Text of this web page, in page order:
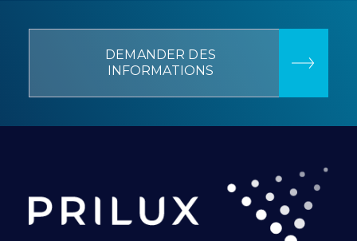
DEMANDER DES
INFORMATIONS